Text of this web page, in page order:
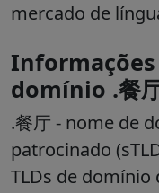
mercado de
domínio .餐
.餐厅 - nome de
patrocinado
TLDs de domínio